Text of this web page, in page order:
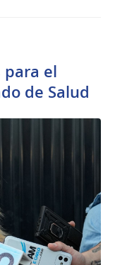
para el
de Salud